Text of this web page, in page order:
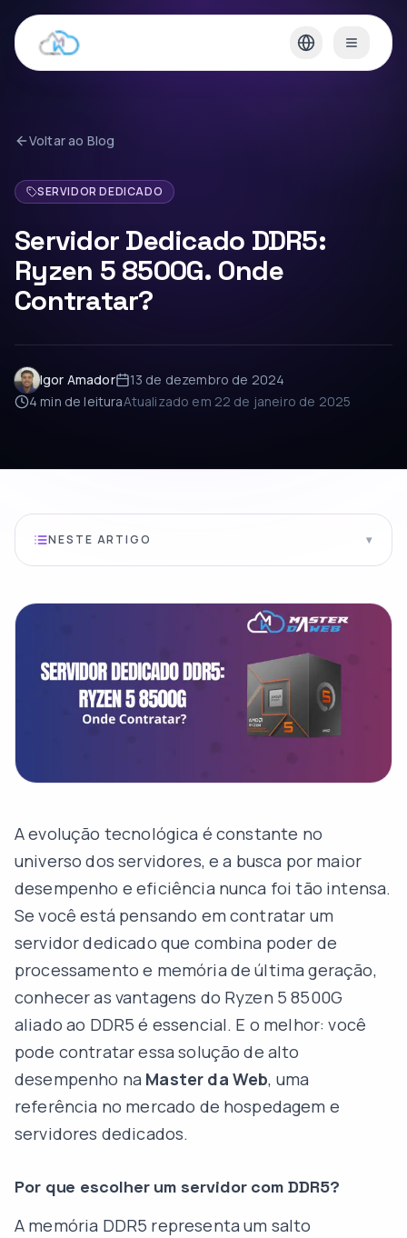
Voltar ao Blog
SERVIDOR DEDICADO
Servidor Dedicado DDR5:
Ryzen 5 8500G. Onde
Contratar?
Igor Amador
13 de dezembro de 2024
4 min de leituraAtualizado em 22 de janeiro de 2025
NESTE ARTIGO ▾
A evolução tecnológica é constante no
universo dos servidores, e a busca por maior
desempenho e eficiência nunca foi tão intensa.
Se você está pensando em contratar um
servidor dedicado que combina poder de
processamento e memória de última geração,
conhecer as vantagens do Ryzen 5 8500G
aliado ao DDR5 é essencial. E o melhor: você
pode contratar essa solução de alto
desempenho na Master da Web, uma
referência no mercado de hospedagem e
servidores dedicados.
Por que escolher um servidor com DDR5?
A memória DDR5 representa um salto